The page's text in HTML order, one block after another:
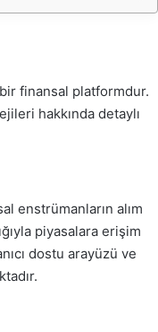
finansal platformdur.
hakkında detaylı
enstrümanların alım
piyasalara erişim
dostu arayüzü ve